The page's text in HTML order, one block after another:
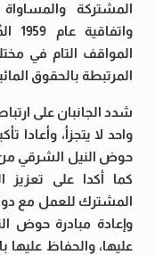
المشتركة
المواقف التام في
المرتبطة بالحقوق
شدد الجانبان على
واحد لا يتجزأ، وأعادا
حوض النيل الشرقي من
كما أكدا على تعزيز
المشترك للعمل مع
وإعادة مبادرة حوض
عليها، والحفاظ عليها